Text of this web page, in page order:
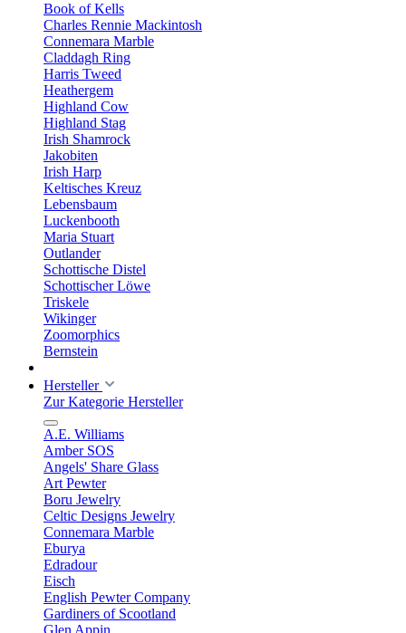
Book of Kells
Charles Rennie Mackintosh
Connemara Marble
Claddagh Ring
Harris Tweed
Heathergem
Highland Cow
Highland Stag
Irish Shamrock
Jakobiten
Irish Harp
Keltisches Kreuz
Lebensbaum
Luckenbooth
Maria Stuart
Outlander
Schottische Distel
Schottischer Löwe
Triskele
Wikinger
Zoomorphics
Bernstein
Hersteller
Zur Kategorie Hersteller
A.E. Williams
Amber SOS
Angels' Share Glass
Art Pewter
Boru Jewelry
Celtic Designs Jewelry
Connemara Marble
Eburya
Edradour
Eisch
English Pewter Company
Gardiners of Scootland
Glen Appin